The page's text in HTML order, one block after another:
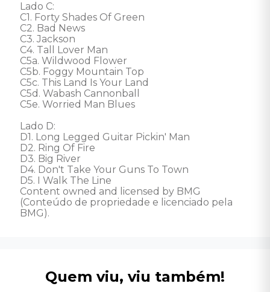
Lado C:
C1. Forty Shades Of Green
C2. Bad News
C3. Jackson
C4. Tall Lover Man
C5a. Wildwood Flower
C5b. Foggy Mountain Top
C5c. This Land Is Your Land
C5d. Wabash Cannonball
C5e. Worried Man Blues
Lado D:
D1. Long Legged Guitar Pickin' Man
D2. Ring Of Fire
D3. Big River
D4. Don't Take Your Guns To Town
D5. I Walk The Line
Content owned and licensed by BMG
(Conteúdo de propriedade e licenciado pela
BMG).
Quem viu, viu também!